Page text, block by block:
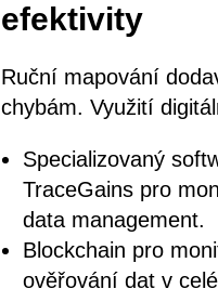
efektivity
Ruční mapování
chybám. Využití
Specializovaný
TraceGains pro
data management.
Blockchain pro
ověřování dat v